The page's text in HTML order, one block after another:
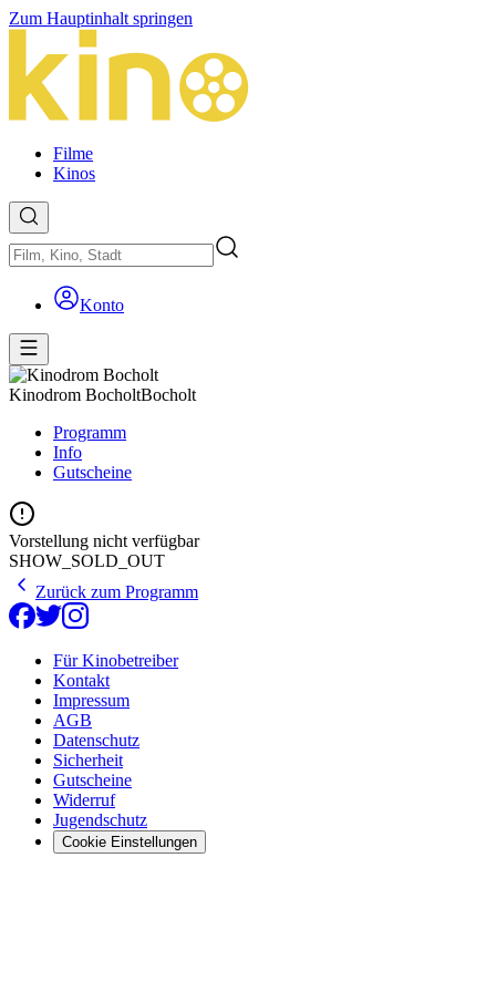
Zum Hauptinhalt springen
Filme
Kinos
Konto
Kinodrom BocholtBocholt
Programm
Info
Gutscheine
Vorstellung nicht verfügbar
SHOW_SOLD_OUT
Zurück zum Programm
Für Kinobetreiber
Kontakt
Impressum
AGB
Datenschutz
Sicherheit
Gutscheine
Widerruf
Jugendschutz
Cookie Einstellungen